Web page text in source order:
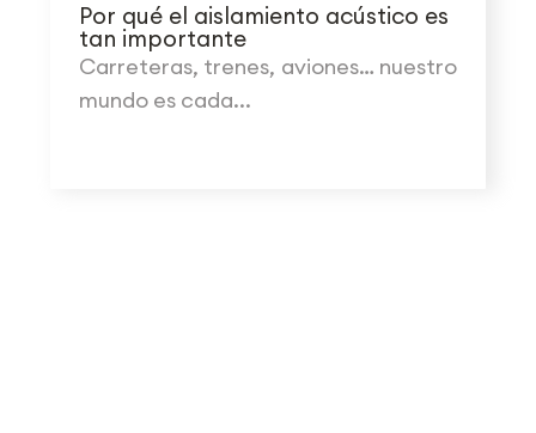
Por qué el aislamiento acústico es
tan importante
Carreteras, trenes, aviones… nuestro
mundo es cada...